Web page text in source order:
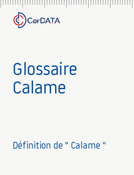
Glossaire
Calame
Définition de " Calame "